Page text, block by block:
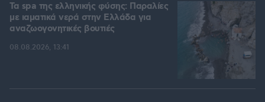
Τα spa της ελληνικής φύσης: Παραλίες
με ιαματικά νερά στην Ελλάδα για
αναζωογονητικές βουτιές
08.08.2026, 13:41